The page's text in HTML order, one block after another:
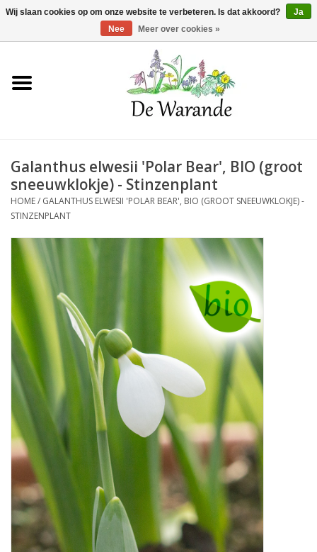
Winkelwagen >0 Artikelen - €0,00
Home
Voorjaarsbloeiers
Zomerbloeiers
Herfstbloeiers
Schaduwplanten
Aanbiedingen
Bodemverbetering
Overige producten
Advies
Onze tuinen!
Sterke Bollen Dagen
Galanthus elwesii 'Polar Bear', BIO (groot
sneeuwklokje) - Stinzenplant
HOME/ GALANTHUS ELWESII 'POLAR BEAR', BIO (GROOT SNEEUWKLOKJE) -
STINZENPLANT
Wij slaan cookies op om onze website te verbeteren. Is dat akkoord?
Ja
Nee
Meer over cookies »